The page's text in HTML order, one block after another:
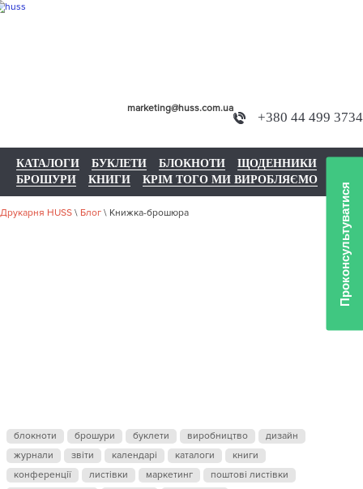
+380 44 499 3734
marketing@huss.com.ua
КАТАЛОГИ БУКЛЕТИ БЛОКНОТИ
ЩОДЕННИКИ
БРОШУРИ
КНИГИ КРІМ ТОГО МИ ВИРОБЛЯЄМО
Друкарня HUSS \ Блог \ Книжка-брошюра
блокноти брошури буклети виробництво
дизайн
журнали
звіти календарі каталоги
книги
конференції
листівки маркетинг
поштові листівки
Проконсультуватися